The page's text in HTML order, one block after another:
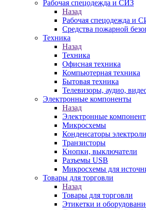
Рабочая спецодежда и СИЗ
Назад
Рабочая спецодежда и
Средства пожарной
Техника
Назад
Техника
Офисная техника
Компьютерная техника
Бытовая техника
Телевизоры, аудио,
Электронные компоненты
Назад
Электронные
Микросхемы
Конденсаторы
Транзисторы
Кнопки, выключатели
Разъемы USB
Микросхемы для
Товары для торговли
Назад
Товары для торговли
Этикетки и